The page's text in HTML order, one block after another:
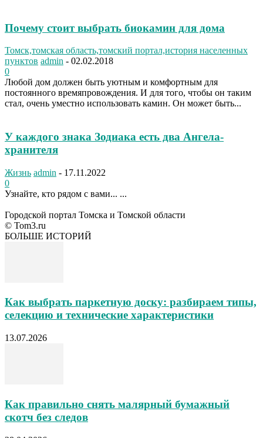
Почему стоит выбрать биокамин для дома
Томск,томская область,томский портал,история населенных
пунктов admin - 02.02.2018
0
Любой дом должен быть уютным и комфортным для
постоянного времяпровождения. И для того, чтобы он таким
стал, очень уместно использовать камин. Он может быть...
У каждого знака Зодиака есть два Ангела-
хранителя
Жизнь admin - 17.11.2022
0
Узнайте, кто рядом с вами... ...
Городской портал Томска и Томской области
© Tom3.ru
БОЛЬШЕ ИСТОРИЙ
Как выбрать паркетную доску: разбираем типы,
селекцию и технические характеристики
13.07.2026
Как правильно снять малярный бумажный
скотч без следов